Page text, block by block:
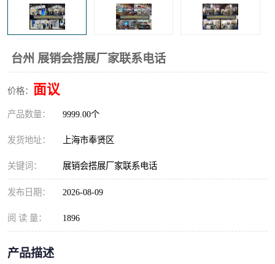
台州 展销会搭展厂家联系电话
价格： 面议
产品数量： 9999.00个
发货地址： 上海市奉贤区
关键词： 展销会搭展厂家联系电话
发布日期： 2026-08-09
阅 读 量： 1896
产品描述